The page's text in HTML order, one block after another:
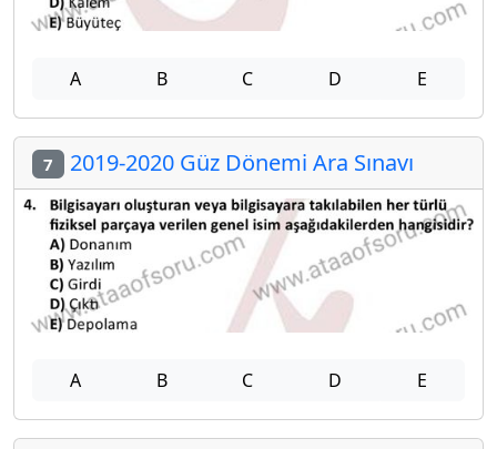
A B C D E
7 2019-2020 Güz Dönemi Ara Sınavı
A B C D E